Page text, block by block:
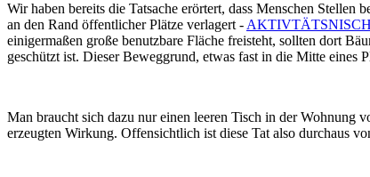
Wir haben bereits die Tatsache erörtert, dass Menschen
an den Rand öffentlicher Plätze verlagert -
einigermaßen große benutzbare Fläche freisteht, sollten dort
geschützt ist. Dieser Beweggrund, etwas fast in die Mitte eines
Man braucht sich dazu nur einen leeren Tisch in der Wohnung
erzeugten Wirkung. Offensichtlich ist diese Tat also durchaus